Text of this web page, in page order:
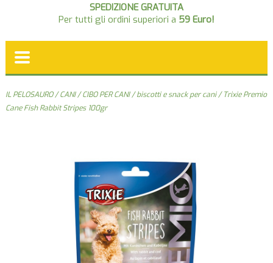
SPEDIZIONE GRATUITA
Per tutti gli ordini superiori a 59 Euro!
IL PELOSAURO/CANI/CIBO PER CANI/biscotti e snack per cani/ Trixie Premio
Cane Fish Rabbit Stripes 100gr